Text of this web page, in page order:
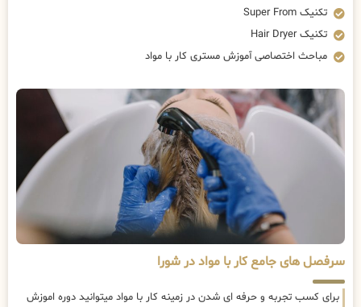
تکنیک Super From
تکنیک Hair Dryer
مباحث اختصاصی آموزش مستری کار با مواد
سرفصل های جامع کار با مواد در شورا
برای کسب تجربه و حرفه ای شدن در زمینه کار با مواد میتوانید دوره اموزش